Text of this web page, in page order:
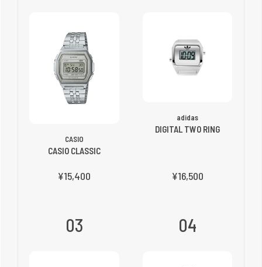
CASIO
CASIO CLASSIC
¥15,400
adidas
DIGITAL TWO RING
¥16,500
03 04